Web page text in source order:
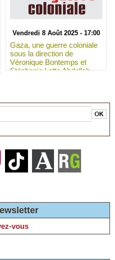
Vendredi 8 Août 2025 - 17:00
Gaza, une guerre coloniale
sous la direction de
Véronique Bontemps et
Stéphanie Latte Abdallah
vous